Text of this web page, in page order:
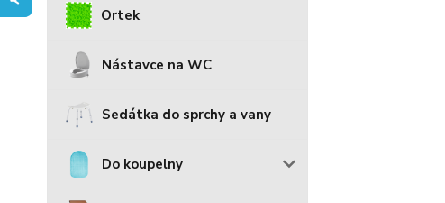
Ortek
Nástavce na WC
Sedátka do sprchy a vany
Do koupelny